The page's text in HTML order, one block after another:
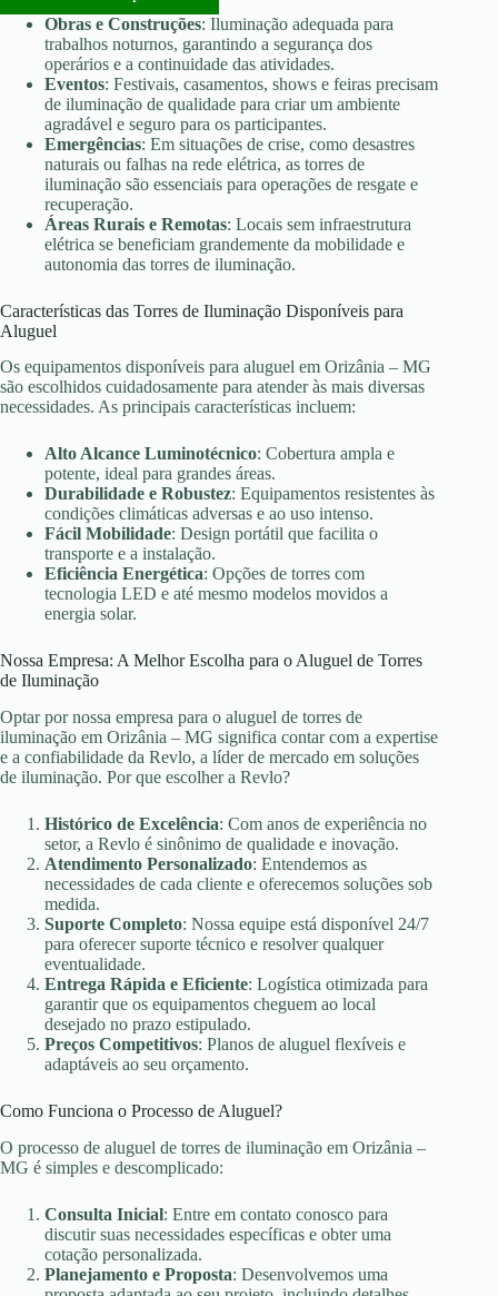
Obras e Construções: Iluminação adequada para
trabalhos noturnos, garantindo a segurança dos
operários e a continuidade das atividades.
Eventos: Festivais, casamentos, shows e feiras precisam
de iluminação de qualidade para criar um ambiente
agradável e seguro para os participantes.
Emergências: Em situações de crise, como desastres
naturais ou falhas na rede elétrica, as torres de
iluminação são essenciais para operações de resgate e
recuperação.
Áreas Rurais e Remotas: Locais sem infraestrutura
elétrica se beneficiam grandemente da mobilidade e
autonomia das torres de iluminação.
Características das Torres de Iluminação Disponíveis para
Aluguel
Os equipamentos disponíveis para aluguel em Orizânia – MG
são escolhidos cuidadosamente para atender às mais diversas
necessidades. As principais características incluem:
Alto Alcance Luminotécnico: Cobertura ampla e
potente, ideal para grandes áreas.
Durabilidade e Robustez: Equipamentos resistentes às
condições climáticas adversas e ao uso intenso.
Fácil Mobilidade: Design portátil que facilita o
transporte e a instalação.
Eficiência Energética: Opções de torres com
tecnologia LED e até mesmo modelos movidos a
energia solar.
Nossa Empresa: A Melhor Escolha para o Aluguel de Torres
de Iluminação
Optar por nossa empresa para o aluguel de torres de
iluminação em Orizânia – MG significa contar com a expertise
e a confiabilidade da Revlo, a líder de mercado em soluções
de iluminação. Por que escolher a Revlo?
Histórico de Excelência: Com anos de experiência no
setor, a Revlo é sinônimo de qualidade e inovação.
Atendimento Personalizado: Entendemos as
necessidades de cada cliente e oferecemos soluções sob
medida.
Suporte Completo: Nossa equipe está disponível 24/7
para oferecer suporte técnico e resolver qualquer
eventualidade.
Entrega Rápida e Eficiente: Logística otimizada para
garantir que os equipamentos cheguem ao local
desejado no prazo estipulado.
Preços Competitivos: Planos de aluguel flexíveis e
adaptáveis ao seu orçamento.
Como Funciona o Processo de Aluguel?
O processo de aluguel de torres de iluminação em Orizânia –
MG é simples e descomplicado:
Consulta Inicial: Entre em contato conosco para
discutir suas necessidades específicas e obter uma
cotação personalizada.
Planejamento e Proposta: Desenvolvemos uma